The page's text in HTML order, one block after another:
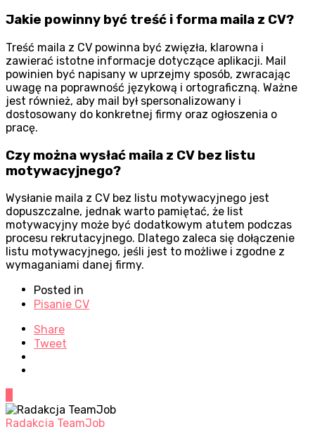
Jakie powinny być treść i forma maila z CV?
Treść maila z CV powinna być zwięzła, klarowna i
zawierać istotne informacje dotyczące aplikacji. Mail
powinien być napisany w uprzejmy sposób, zwracając
uwagę na poprawność językową i ortograficzną. Ważne
jest również, aby mail był spersonalizowany i
dostosowany do konkretnej firmy oraz ogłoszenia o
pracę.
Czy można wysłać maila z CV bez listu
motywacyjnego?
Wysłanie maila z CV bez listu motywacyjnego jest
dopuszczalne, jednak warto pamiętać, że list
motywacyjny może być dodatkowym atutem podczas
procesu rekrutacyjnego. Dlatego zaleca się dołączenie
listu motywacyjnego, jeśli jest to możliwe i zgodne z
wymaganiami danej firmy.
Posted in
Pisanie CV
Share
Tweet
Radakcja TeamJob